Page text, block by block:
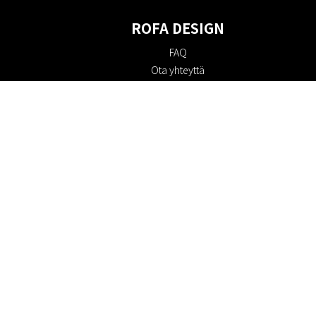
ROFA DESIGN
FAQ
Ota yhteyttä